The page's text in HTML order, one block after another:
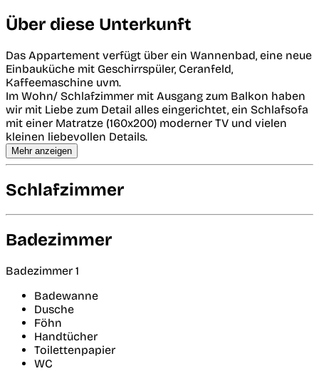
Über diese Unterkunft
Das Appartement verfügt über ein Wannenbad, eine neue
Einbauküche mit Geschirrspüler, Ceranfeld,
Kaffeemaschine uvm.
Im Wohn/ Schlafzimmer mit Ausgang zum Balkon haben
wir mit Liebe zum Detail alles eingerichtet, ein Schlafsofa
mit einer Matratze (160x200) moderner TV und vielen
kleinen liebevollen Details.
Mehr anzeigen
Schlafzimmer
Badezimmer
Badezimmer 1
Badewanne
Dusche
Föhn
Handtücher
Toilettenpapier
WC